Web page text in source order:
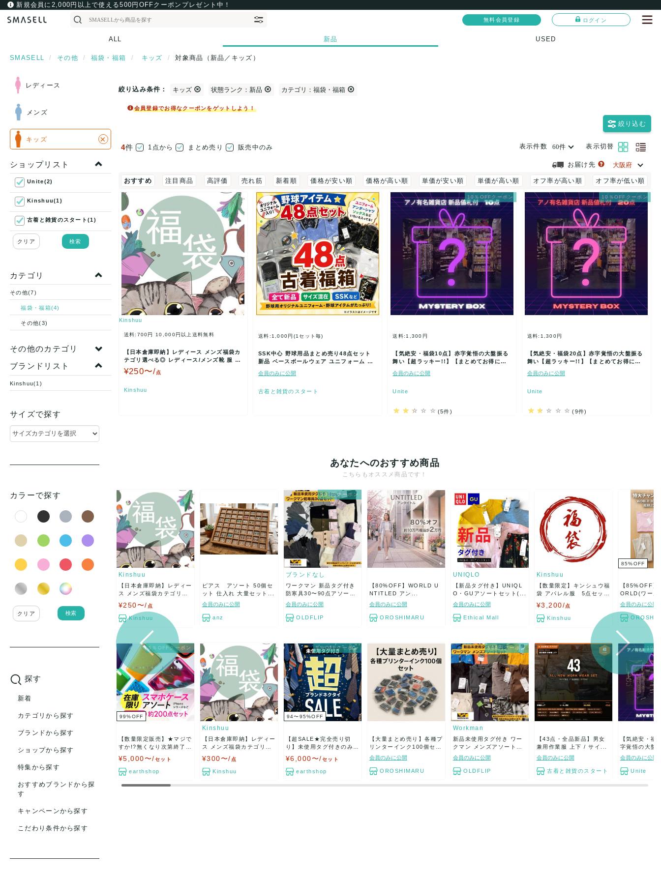
新規会員に2,000円以上で使える500円OFFクーポンプレゼント中！
無料会員登録 ログイン
ALL 新品 USED
SMASELL その他 福袋・福箱 キッズ 対象商品（新品／キッズ）
レディース
メンズ
キッズ ×
ショップリスト
Unite(2)
Kinshuu(1)
古着と雑貨のスタート(1)
クリア 検索
カテゴリ
その他(7)
福袋・福箱(4)
その他(3)
その他のカテゴリ
ブランドリスト
Kinshuu(1)
サイズで探す
カラーで探す
クリア 検索
探す
新着
カテゴリから探す
ブランドから探す
ショップから探す
特集から探す
おすすめブランドから探
す
キャンペーンから探す
こだわり条件から探す
絞り込み条件： キッズ 状態ランク：新品 カテゴリ：福袋・福箱
会員登録でお得なクーポンをゲットしよう！
絞り込む
4件 1点から まとめ売り 販売中のみ 表示件数 表示切替
お届け先
おすすめ 注目商品 高評価 売れ筋 新着順 価格が安い順 価格が高い順 単価が安い順 単価が高い順 オフ率が高い順 オフ率が低い順
Kinshuu
送料:700円 10,000円以上送料無料
【日本倉庫即納】レディース メンズ福袋カ
テゴリ選べる◎ レディース/メンズ靴 服 春
夏 秋冬 トレン…
¥250〜/点
Kinshuu
送料:1,000円(1セット毎)
SSK中心 野球用品まとめ売り48点セット
新品 ベースボールウェア ユニフォーム ア
会員のみに公開
古着と雑貨のスタート
10％OFFクーポン
送料:1,300円
【気絶安・福袋10点】赤字覚悟の大盤振る
舞い【超ラッキー!!】【まとめてお得にGE
会員のみに公開
Unite
(5件)
10％OFFクーポン
送料:1,300円
【気絶安・福袋20点】赤字覚悟の大盤振る
舞い【超ラッキー!!】【まとめてお得にGE
会員のみに公開
Unite
(9件)
あなたへのおすすめ商品
こちらもオススメ商品です！
Kinshuu
【日本倉庫即納】レディー
ス メンズ福袋カテゴリ選
¥250〜/ 点
Kinshuu
ピアス アソート 50個セ
ット 仕入れ 大量セット...
会員のみに公開
anz
500円クーポン
ブランドなし
ワークマン 新品タグ付き
防寒具30〜90点アソー
ト...
会員のみに公開
OLDFLIP
【80%OFF】WORLD U
NTITLED アン...
会員のみに公開
OROSHIMARU
UNIQLO
【新品タグ付き】UNIQL
O・GUアソートセット(...
会員のみに公開
Ethical Mall
Kinshuu
【数量限定】キンシュウ福
袋 アパレル服 5点セッ
¥3,200/点
Kinshuu
85%OFF
【85%OFF
ORLD(ワー
会員のみに公開
5％OFFクーポン
99%OFF
【数量限定販売】★マジで
すか!?無くなり次第終了
¥5,000〜/セット
earthshop
Kinshuu
【日本倉庫即納】レディー
ス メンズ福袋カテゴリ
¥300〜/ 点
Kinshuu
5％OFFクーポン
94〜95%OFF
【超SALE★完全売り切
り】未使用タグ付きのみ
¥6,000〜/セット
earthshop
【大量まとめ売り】各種プ
リンターインク100個セ
ッ...
会員のみに公開
OROSHIMARU
500円クーポン
Workman
新品未使用タグ付き ワー
クマン メンズアソートセ
ッ...
会員のみに公開
OLDFLIP
【43点・全品新品】男女
兼用作業服 上下 / サイ...
会員のみに公開
古着と雑貨のスタート
10％
【気絶安・福
字覚悟の大盤
ラ...
会員のみに公開
Unite